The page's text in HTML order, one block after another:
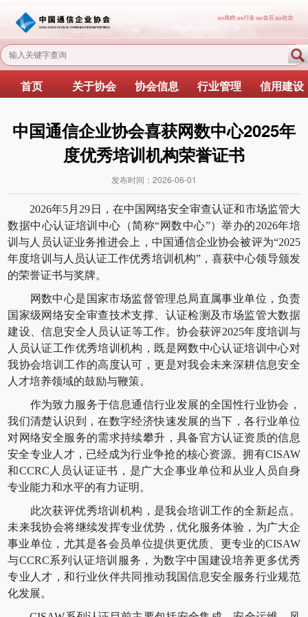
首页 关于协会 协会信息 行业管理 信用建设
中国通信企业协会喜获网数中心2025年
度优秀培训机构荣誉证书
发布时间： 2026-06-01
2026年5月29日，在中国网络安全审查认证和市场监管大
数据中心认证培训中心（简称“网数中心”）举办的2026年培
训与人员认证业务推进会上，中国通信企业协会被评为“2025
年度培训与人员认证工作优秀培训机构”，喜获中心领导颁发
的荣誉证书与奖牌。
网数中心是国家市场监督管理总局直属事业单位，负责
国家级网络安全审查技术支撑、认证检测及市场监管大数据
建设、信息安全人员认证等工作。协会获评2025年度培训与
人员认证工作优秀培训机构，既是网数中心认证培训中心对
我协会培训工作的高度认可，更是对我会未来深耕信息安全
人才培养领域的鼓励与鞭策。
作为致力服务于信息通信行业发展的全国性行业协会，
我们清楚认识到，在数字经济快速发展的当下，各行业单位
对网络安全服务的需求持续攀升，具备官方认证资质的信息
安全专业人才，已经成为行业争抢的核心资源。拥有CISAW
和CCRC人员认证证书，是广大企事业单位和从业人员自身
专业能力和水平的有力证明。
此次获评优秀培训机构，是我会培训工作的全新起点。
未来我协会将继续发挥专业优势，优化服务体验，为广大企
事业单位，尤其是各会员单位提供更优质、更专业的CISAW
与CCRC系列认证培训服务，为数字中国建设培养更多优秀
专业人才，和行业伙伴共同推动我国信息安全服务行业规范
化发展。